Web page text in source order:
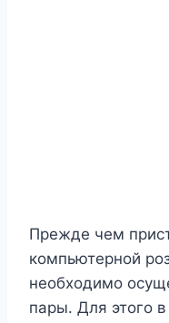
Прежде чем
компьютерной
необходимо
пары. Для этого